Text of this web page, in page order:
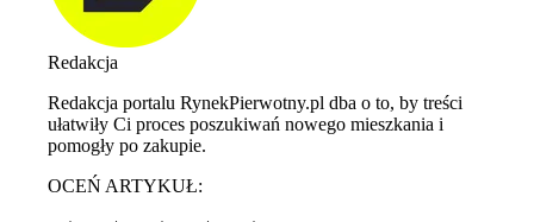
Redakcja
Redakcja portalu RynekPierwotny.pl dba o to, by treści
ułatwiły Ci proces poszukiwań nowego mieszkania i
pomogły po zakupie.
OCEŃ ARTYKUŁ: